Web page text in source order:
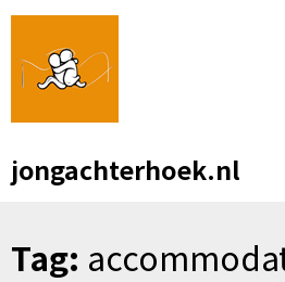
Skip
content
jongachterhoek.nl
Tag: